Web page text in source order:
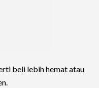
beli lebih hemat atau